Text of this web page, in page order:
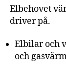
Elbehovet
driver på.
Elbilar och
och